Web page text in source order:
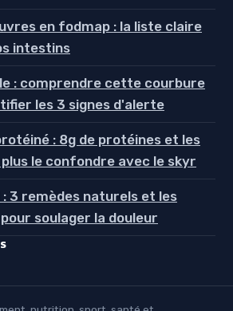
en fodmap : la liste claire
intestins
: comprendre cette courbure
les 3 signes d'alerte
: 8g de protéines et les
le confondre avec le skyr
: 3 remèdes naturels et les
soulager la douleur